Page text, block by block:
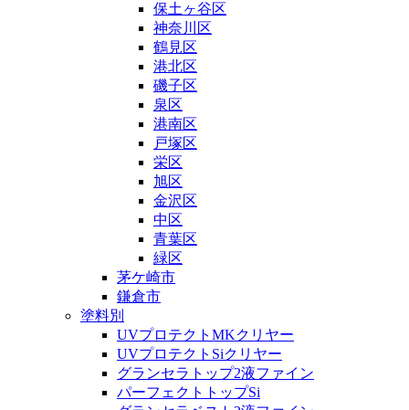
保土ヶ谷区
神奈川区
鶴見区
港北区
磯子区
泉区
港南区
戸塚区
栄区
旭区
金沢区
中区
青葉区
緑区
茅ケ崎市
鎌倉市
塗料別
UVプロテクトMKクリヤー
UVプロテクトSiクリヤー
グランセラトップ2液ファイン
パーフェクトトップSi